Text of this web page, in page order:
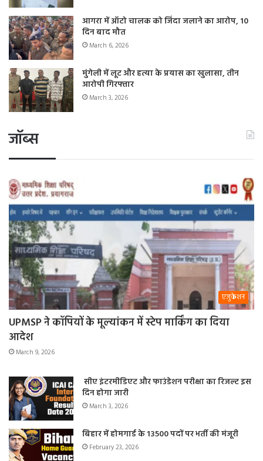
आगरा में ऑटो चालक को जिंदा जलाने का आरोप, 10
दिन बाद मौत
March 6, 2026
मुंगेली में लूट और हत्या के प्रयास का खुलासा, तीन
आरोपी गिरफ्तार
March 3, 2026
जॉब्स
एजुकेशन
UPMSP ने कॉपियों के मूल्यांकन में स्टेप मार्किंग का दिया
आदेश
March 9, 2026
सीए इंटरमीडिएट और फाउंडेशन परीक्षा का रिजल्ट इस
दिन होगा जारी
March 3, 2026
बिहार में होमगार्ड के 13500 पदों पर भर्ती की मंजूरी
February 23, 2026